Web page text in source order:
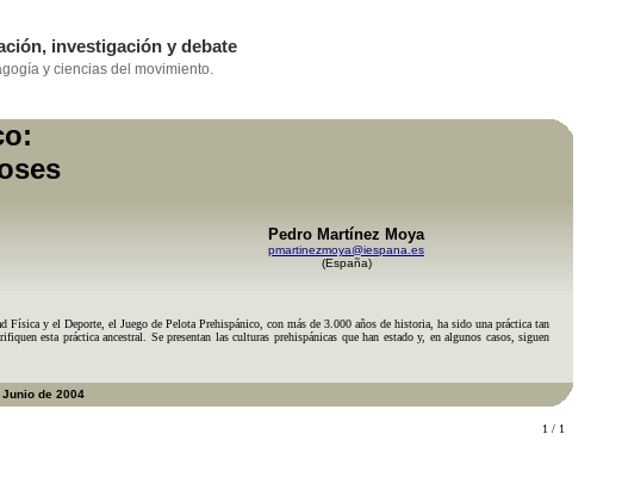
Pedro Martínez Moya
pmartinezmoya@iespana.es
(España)
y el Deporte, el Juego de Pelota Prehispánico, con más de 3.000 años de historia, ha sido una práctica tan
esta práctica ancestral. Se presentan las culturas prehispánicas que han estado y, en algunos casos, siguen
Junio de 2004
1 / 1